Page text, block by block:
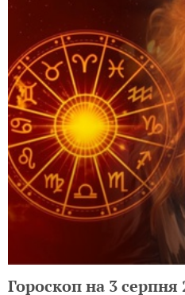
Гороскоп на 3 серпня